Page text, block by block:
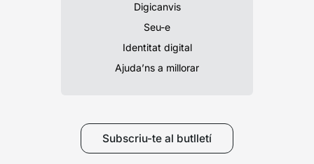
Digicanvis
Seu-e
Identitat digital
Ajuda’ns a millorar
Subscriu-te al butlletí